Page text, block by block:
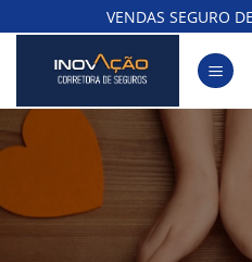
to
content
VENDAS SEGURO